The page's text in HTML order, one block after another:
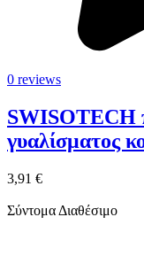
0 reviews
SWISOTECH
γυαλίσματος
3,91 €
Σύντομα Διαθέσιμο